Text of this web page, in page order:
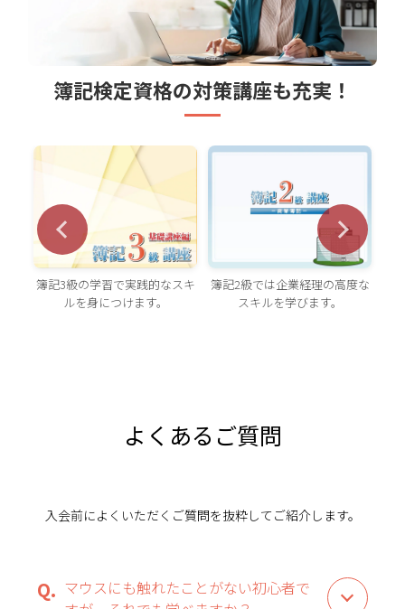
簿記検定資格の対策講座も充実！
簿記3級の学習で実践的なスキ
ルを身につけます。
簿記2級では企業経理の高度な
スキルを学びます。
よくあるご質問
入会前によくいただくご質問を抜粋してご紹介します。
マウスにも触れたことがない初心者で